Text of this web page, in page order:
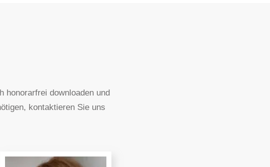
honorarfrei downloaden und
kontaktieren Sie uns